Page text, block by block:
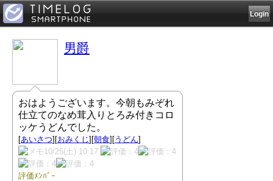
Login
男爵
おはようございます。今朝もみぞれ
仕立てのなめ茸入りとろみ付きコロ
ッケうどんでした。
[あいさつ][おみくじ][朝食][うどん]
10/25(土) 10:17
評価ﾒﾝﾊﾞｰ